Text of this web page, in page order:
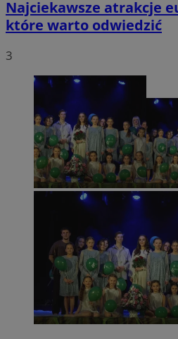
Najciekawsze atrakcje
które warto odwiedzić
3